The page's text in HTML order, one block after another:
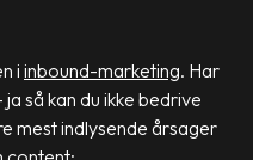
i inbound-marketing. Har
så kan du ikke bedrive
mest indlysende årsager